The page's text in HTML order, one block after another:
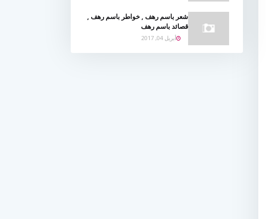
شعر باسم رهف , خواطر باسم رهف ,
قصائد باسم رهف
أبريل 04, 2017